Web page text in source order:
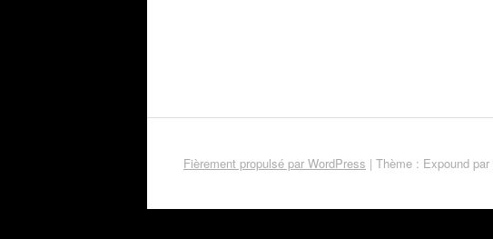
Fièrement propulsé par WordPress | Thème : Expound par